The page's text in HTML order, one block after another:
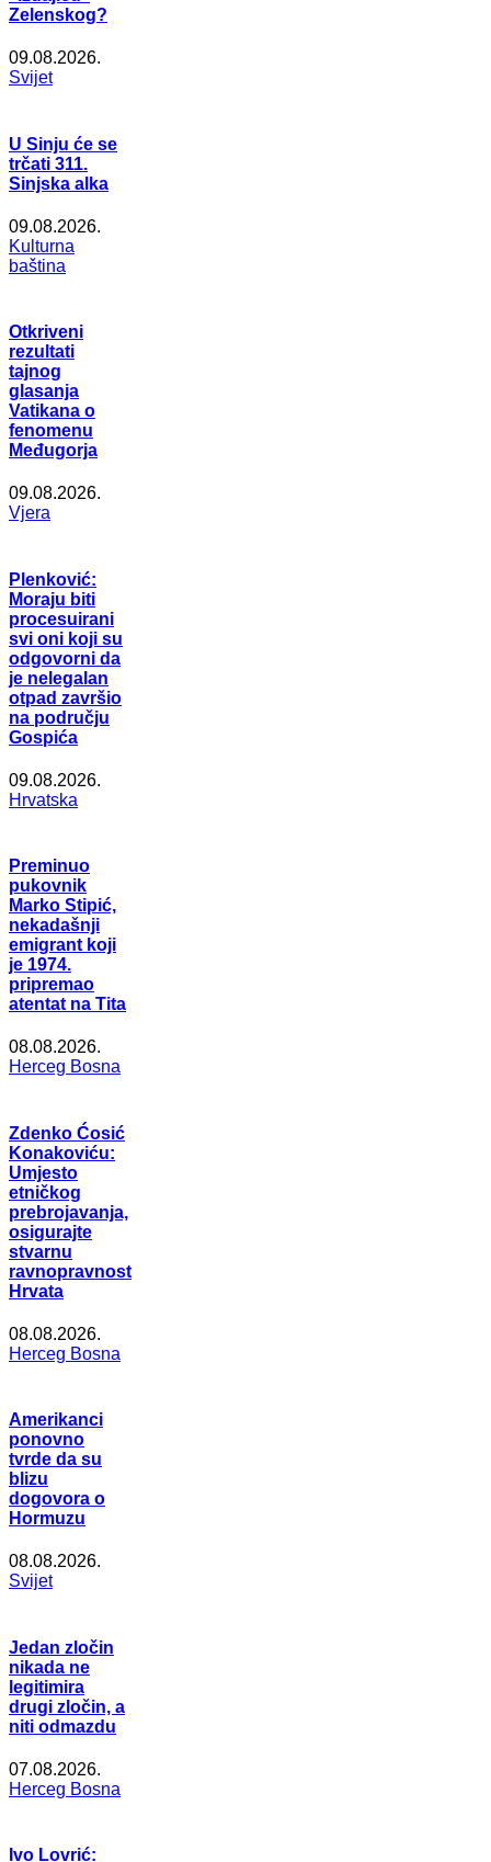
Zelenskog?
09.08.2026.
Svijet
U Sinju će se
trčati 311.
Sinjska alka
09.08.2026.
Kulturna
baština
Otkriveni
rezultati
tajnog
glasanja
Vatikana o
fenomenu
Međugorja
09.08.2026.
Vjera
Plenković:
Moraju biti
procesuirani
svi oni koji su
odgovorni da
je nelegalan
otpad završio
na području
Gospića
09.08.2026.
Hrvatska
Preminuo
pukovnik
Marko Stipić,
nekadašnji
emigrant koji
je 1974.
pripremao
atentat na Tita
08.08.2026.
Herceg Bosna
Zdenko Ćosić
Konakoviću:
Umjesto
etničkog
prebrojavanja,
osigurajte
stvarnu
ravnopravnost
Hrvata
08.08.2026.
Herceg Bosna
Amerikanci
ponovno
tvrde da su
blizu
dogovora o
Hormuzu
08.08.2026.
Svijet
Jedan zločin
nikada ne
legitimira
drugi zločin, a
niti odmazdu
07.08.2026.
Herceg Bosna
Ivo Lovrić: